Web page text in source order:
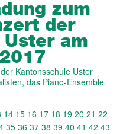
zum
der
Uster am
Kantonsschule Uster
das Piano-Ensemble
14 15 16 17 18 19 20 21 22
35 36 37 38 39 40 41 42 43